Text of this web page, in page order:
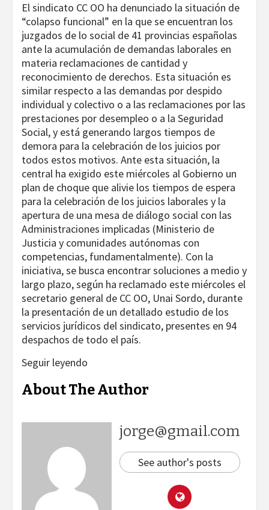
El sindicato CC OO ha denunciado la situación de
“colapso funcional” en la que se encuentran los
juzgados de lo social de 41 provincias españolas
ante la acumulación de demandas laborales en
materia reclamaciones de cantidad y
reconocimiento de derechos. Esta situación es
similar respecto a las demandas por despido
individual y colectivo o a las reclamaciones por las
prestaciones por desempleo o a la Seguridad
Social, y está generando largos tiempos de
demora para la celebración de los juicios por
todos estos motivos. Ante esta situación, la
central ha exigido este miércoles al Gobierno un
plan de choque que alivie los tiempos de espera
para la celebración de los juicios laborales y la
apertura de una mesa de diálogo social con las
Administraciones implicadas (Ministerio de
Justicia y comunidades autónomas con
competencias, fundamentalmente). Con la
iniciativa, se busca encontrar soluciones a medio y
largo plazo, según ha reclamado este miércoles el
secretario general de CC OO, Unai Sordo, durante
la presentación de un detallado estudio de los
servicios jurídicos del sindicato, presentes en 94
despachos de todo el país.
Seguir leyendo
About The Author
jorge@gmail.com
See author's posts